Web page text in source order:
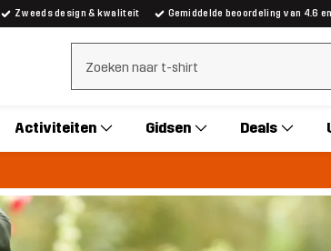
Zweeds design & kwaliteit Gemiddelde beoordeling van 4.6
Zoeken wissen
Activiteiten Gidsen Deals